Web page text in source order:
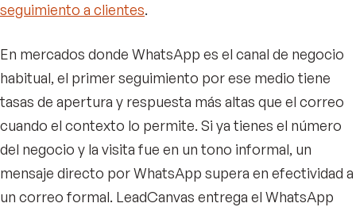
seguimiento a clientes.
En mercados donde WhatsApp es el canal de negocio
habitual, el primer seguimiento por ese medio tiene
tasas de apertura y respuesta más altas que el correo
cuando el contexto lo permite. Si ya tienes el número
del negocio y la visita fue en un tono informal, un
mensaje directo por WhatsApp supera en efectividad a
un correo formal. LeadCanvas entrega el WhatsApp